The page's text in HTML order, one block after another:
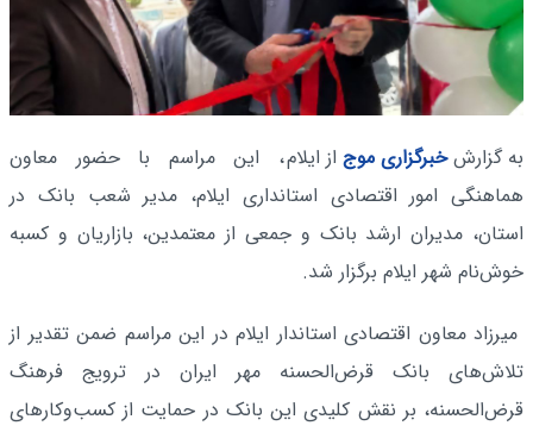
به گزارشخبرگزاری موج از ایلام، این مراسم با حضور معاون
هماهنگی امور اقتصادی استانداری ایلام، مدیر شعب بانک در
استان، مدیران ارشد بانک و جمعی از معتمدین، بازاریان و کسبه
خوش‌نام شهر ایلام برگزار شد.
میرزاد معاون اقتصادی استاندار ایلام در این مراسم ضمن تقدیر از
تلاش‌های بانک قرض‌الحسنه مهر ایران در ترویج فرهنگ
قرض‌الحسنه، بر نقش کلیدی این بانک در حمایت از کسب‌وکارهای